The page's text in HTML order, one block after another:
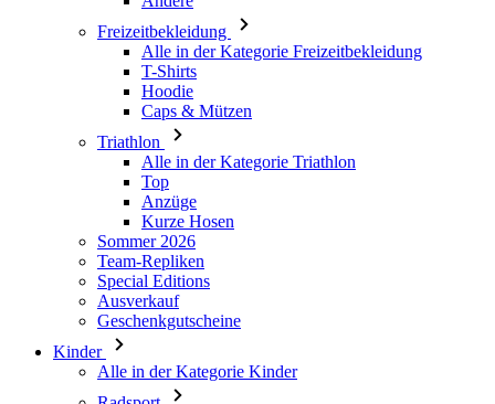
Freizeitbekleidung
Alle in der Kategorie Freizeitbekleidung
T-Shirts
Hoodie
Caps & Mützen
Triathlon
Alle in der Kategorie Triathlon
Top
Anzüge
Kurze Hosen
Sommer 2026
Team-Repliken
Special Editions
Ausverkauf
Geschenkgutscheine
Kinder
Alle in der Kategorie Kinder